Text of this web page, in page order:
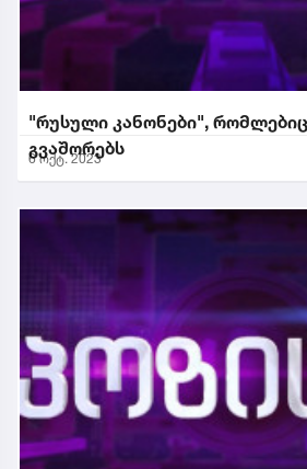
"რუსული კანონები",
გვაშორებს
6 ოქტ. 2023